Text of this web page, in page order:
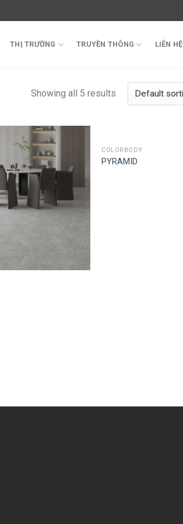
THỊ TRƯỜNG TRUYỀN THÔNG LIÊN HỆ
Showing all 5 results
COLORBODY
PYRAMID